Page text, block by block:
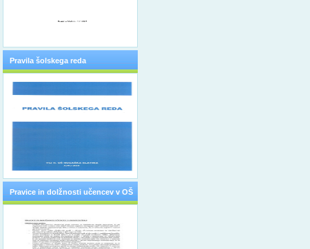
Pravila šolskega reda
Pravice in dolžnosti učencev v OŠ